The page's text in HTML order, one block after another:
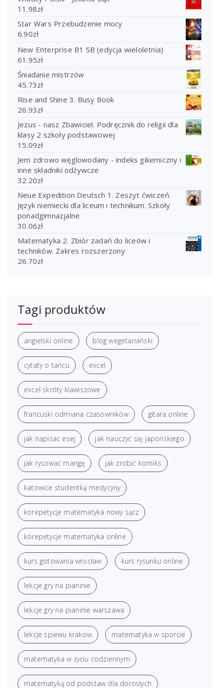
11.98zł
Star Wars Przebudzenie mocy
6.90zł
New Enterprise B1 SB (edycja wieloletnia)
61.95zł
Śniadanie mistrzów
45.73zł
Rise and Shine 3. Busy Book
26.93zł
Jezus - nasz Zbawiciel. Podręcznik do religii dla
klasy 2 szkoły podstawowej
15.09zł
Jem zdrowo węglowodany - indeks gikemiczny i
inne składniki odżywcze
32.20zł
Neue Expedition Deutsch 1. Zeszyt ćwiczeń.
Język niemiecki dla liceum i technikum. Szkoły
ponadgimnazjalne
30.06zł
Matematyka 2. Zbiór zadań do liceów i
techników. Zakres rozszerzony
26.70zł
Tagi produktów
angielski online blog wegetariański
cytaty o tańcu excel
excel skróty klawiszowe
francuski odmiana czasowników gitara online
jak napisac esej jak nauczyć się japońskiego
jak rysować mangę jak zrobić komiks
katowice studentką medycyny
korepetycje matematyka nowy sącz
korepetycje matematyka online
kurs gotowania wrocław kurs rysunku online
lekcje gry na pianinie
lekcje gry na pianinie warszawa
lekcje spiewu krakow matematyka w sporcie
matematyka w życiu codziennym
matematyką od podstaw dla dorosłych